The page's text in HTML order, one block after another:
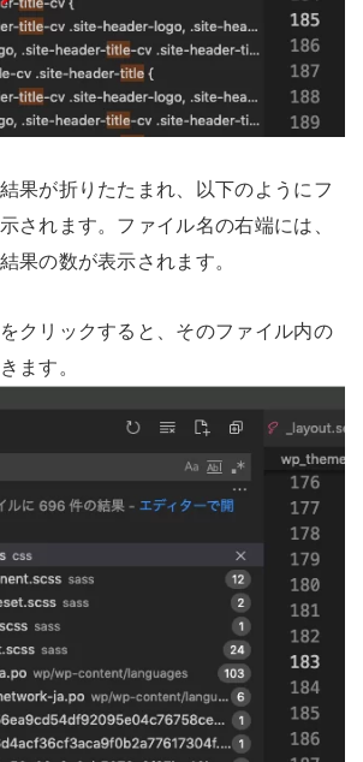
果が折りたたまれ、以下のようにフ
されます。ファイル名の右端には、
果の数が表示されます。
クリックすると、そのファイル内の
ます。